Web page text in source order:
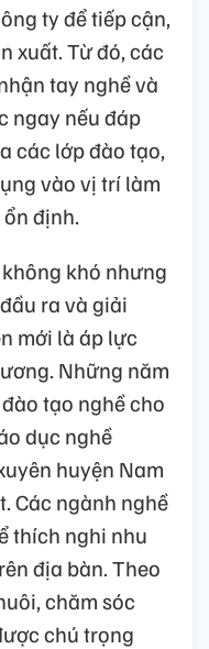
ty để tiếp cận,
xuất. Từ đó, các
tay nghề và
ngay nếu đáp
các lớp đào tạo,
vào vị trí làm
định.
khó nhưng
ra và giải
mới là áp lực
Những năm
tạo nghề cho
dục nghề
huyện Nam
Các ngành nghề
thích nghi nhu
địa bàn. Theo
chăm sóc
chú trọng